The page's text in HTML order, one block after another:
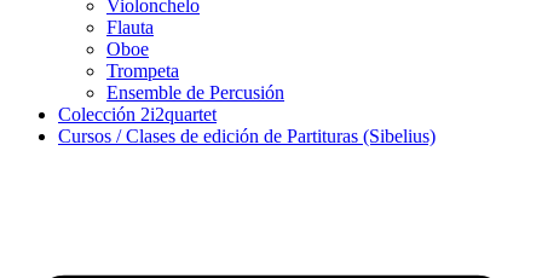
Violonchelo
Flauta
Oboe
Trompeta
Ensemble de Percusión
Colección 2i2quartet
Cursos / Clases de edición de Partituras (Sibelius)